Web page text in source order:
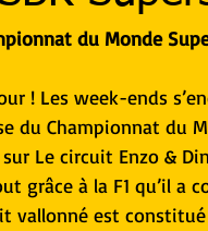
du Monde
! Les week-ends
du Championnat du
sur Le circuit Enzo &
grâce à la F1 qu’il a
vallonné est